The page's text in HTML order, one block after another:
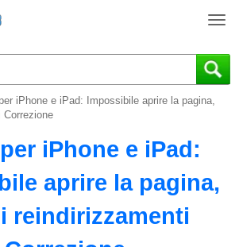
T
g
g
g
iPhone e iPad: Impossibile aprire la pagina,
Correzione
iPhone e iPad:
aprire la pagina,
reindirizzamenti